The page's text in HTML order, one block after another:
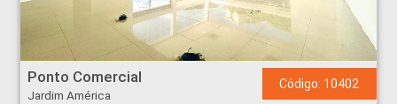
Ponto Comercial - Jardim América - Ribeirão Preto
Ponto Comercial
Jardim América
Código: 10402